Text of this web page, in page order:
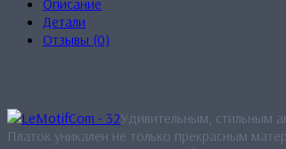
Детали
Отзывы (0)
Удивительным, стильным
Платок уникален не только прекрасным